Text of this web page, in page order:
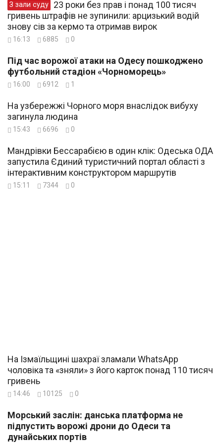
З зали суду
гривень штрафів не зупинили: арцизький водій
знову сів за кермо та отримав вирок
16:13 6885 0
Під час ворожої атаки на Одесу пошкоджено
футбольний стадіон «Чорноморець»
16:00 6912 1
На узбережжі Чорного моря внаслідок вибуху
загинула людина
15:43 6696 0
Мандрівки Бессарабією в один клік: Одеська ОДА
запустила Єдиний туристичний портал області з
інтерактивним конструктором маршрутів
15:11 7344 0
На Ізмаїльщині шахраї зламали WhatsApp
чоловіка та «зняли» з його карток понад 110 тисяч
гривень
14:46 10125 0
Морський заслін: данська платформа не
підпустить ворожі дрони до Одеси та
дунайських портів